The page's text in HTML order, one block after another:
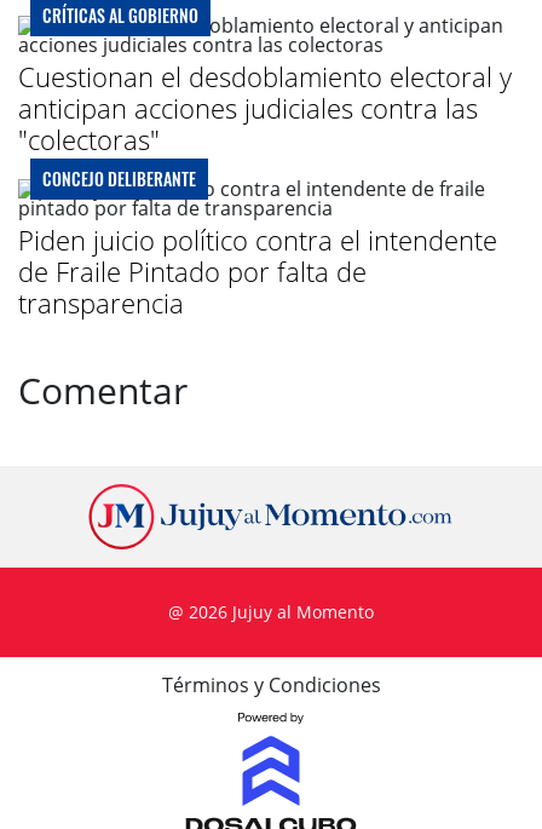
CRÍTICAS AL GOBIERNO
Cuestionan el desdoblamiento electoral y
anticipan acciones judiciales contra las
"colectoras"
CONCEJO DELIBERANTE
Piden juicio político contra el intendente
de Fraile Pintado por falta de
transparencia
Comentar
@ 2026 Jujuy al Momento
Términos y Condiciones